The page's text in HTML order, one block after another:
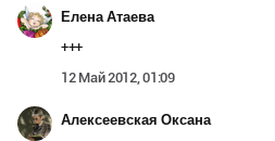
Елена Атаева
+++
12 Май 2012, 01:09
Алексеевская Оксана